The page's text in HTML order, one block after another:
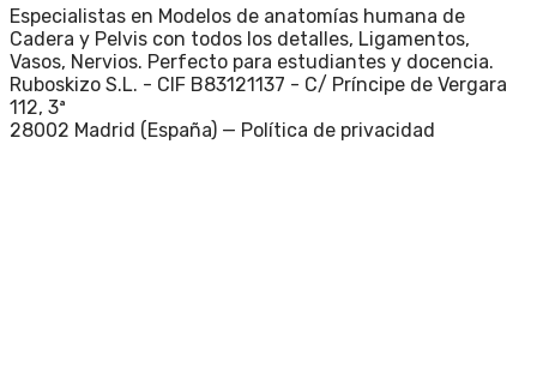
Especialistas en Modelos de anatomías humana de
Cadera y Pelvis con todos los detalles, Ligamentos,
Vasos, Nervios. Perfecto para estudiantes y docencia.
Ruboskizo S.L. - CIF B83121137 - C/ Príncipe de Vergara
112, 3ª
28002 Madrid (España) — Política de privacidad